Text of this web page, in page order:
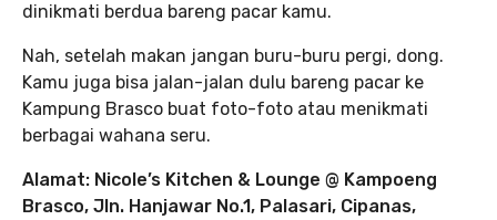
dinikmati berdua bareng pacar kamu.
Nah, setelah makan jangan buru-buru pergi, dong.
Kamu juga bisa jalan-jalan dulu bareng pacar ke
Kampung Brasco buat foto-foto atau menikmati
berbagai wahana seru.
Alamat: Nicole’s Kitchen & Lounge @ Kampoeng
Brasco, Jln. Hanjawar No.1, Palasari, Cipanas,